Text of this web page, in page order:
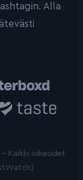
Alla
Kaikki oikeudet